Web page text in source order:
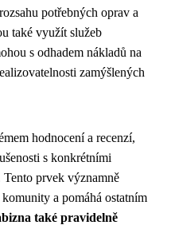
potřebných oprav a
také využít služeb
s odhadem nákladů na
zamýšlených
hodnocení a recenzí,
s konkrétními
prvek významně
a pomáhá ostatním
také pravidelně